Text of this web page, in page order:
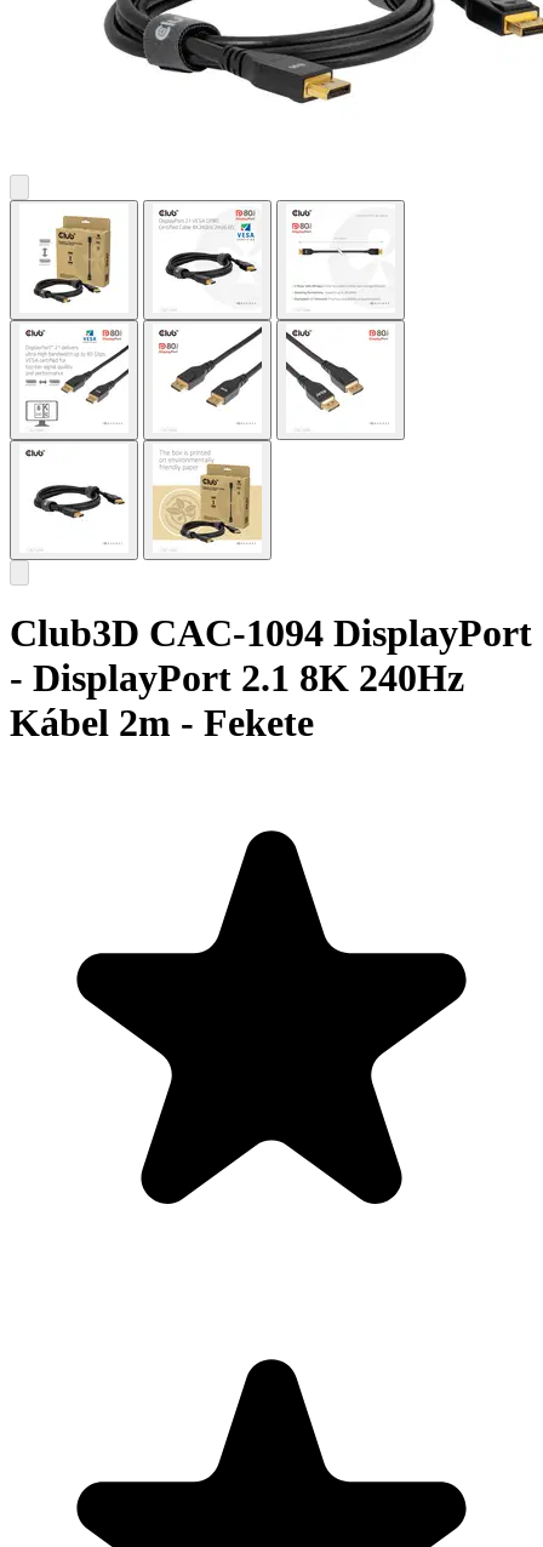
Club3D CAC-1094 DisplayPort
- DisplayPort 2.1 8K 240Hz
Kábel 2m - Fekete